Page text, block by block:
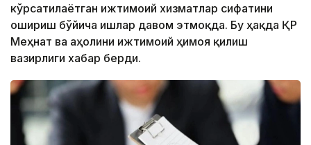
кўрсатилаётган ижтимоий хизматлар сифатини
ошириш бўйича ишлар давом этмоқда. Бу ҳақда ҚР
Меҳнат ва аҳолини ижтимоий ҳимоя қилиш
вазирлиги хабар берди.